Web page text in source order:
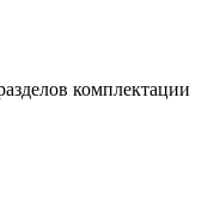
комплектации